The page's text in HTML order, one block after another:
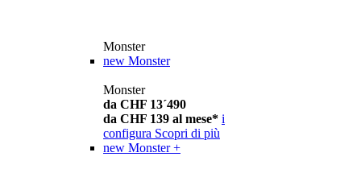
Monster
new Monster
Monster
da CHF 13´490
da CHF 139 al mese* i
configura Scopri di più
new Monster +